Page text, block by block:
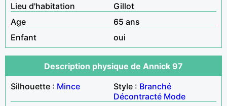
Lieu d'habitation
Gillot
Age
65 ans
Enfant
oui
Description physique de Annick 97
Silhouette : Mince Style : Branché
Décontracté Mode